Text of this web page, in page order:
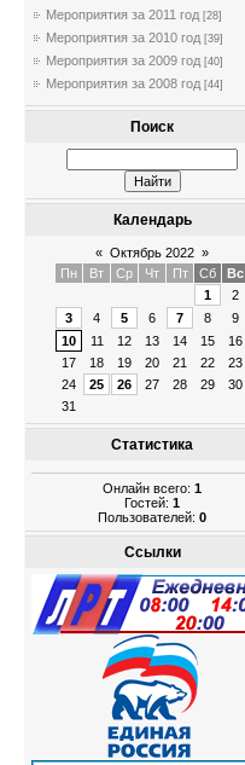
Мероприятия за 2011 год [28]
Мероприятия за 2010 год [39]
Мероприятия за 2009 год [40]
Мероприятия за 2008 год [44]
Поиск
Календарь
« Октябрь 2022 »
Пн
Вт Ср Чт Пт Сб
Вс
1
2
3
4 5 6 7 8
9
10
11 12 13 14 15
16
17
18 19 20 21 22
23
24
25 26 27 28 29
30
31
Статистика
Онлайн всего: 1
Гостей: 1
Пользователей: 0
Ссылки